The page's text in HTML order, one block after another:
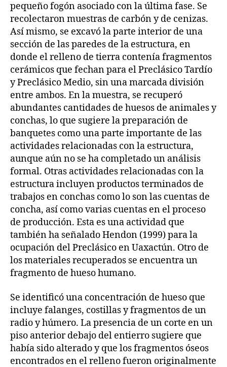
pequeño fogón asociado con la última fase. Se
recolectaron muestras de carbón y de cenizas.
Así mismo, se excavó la parte interior de una
sección de las paredes de la estructura, en
donde el relleno de tierra contenía fragmentos
cerámicos que fechan para el Preclásico Tardío
y Preclásico Medio, sin una marcada división
entre ambos. En la muestra, se recuperó
abundantes cantidades de huesos de animales y
conchas, lo que sugiere la preparación de
banquetes como una parte importante de las
actividades relacionadas con la estructura,
aunque aún no se ha completado un análisis
formal. Otras actividades relacionadas con la
estructura incluyen productos terminados de
trabajos en conchas como lo son las cuentas de
concha, así como varias cuentas en el proceso
de producción. Esta es una actividad que
también ha señalado Hendon (1999) para la
ocupación del Preclásico en Uaxactún. Otro de
los materiales recuperados se encuentra un
fragmento de hueso humano.
Se identificó una concentración de hueso que
incluye falanges, costillas y fragmentos de un
radio y húmero. La presencia de un corte en un
piso anterior debajo del entierro sugiere que
había sido alterado y que los fragmentos óseos
encontrados en el relleno fueron originalmente